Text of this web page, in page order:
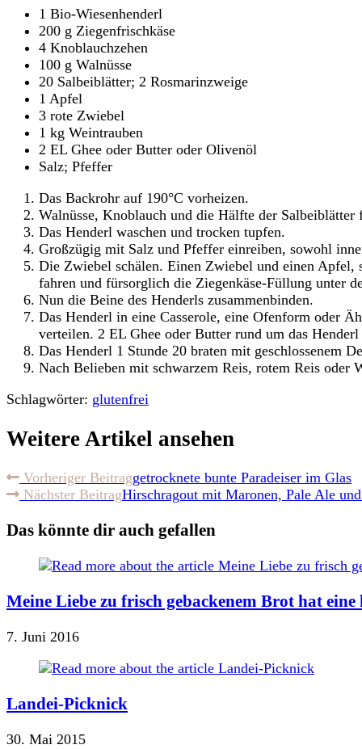
1 Bio-Wiesenhenderl
200 g Ziegenfrischkäse
4 Knoblauchzehen
100 g Walnüsse
20 Salbeiblätter; 2 Rosmarinzweige
1 Apfel
3 rote Zwiebel
1 kg Weintrauben
2 EL Ghee oder Butter oder Olivenöl
Salz; Pfeffer
Das Backrohr auf 190°C vorheizen.
Walnüsse, Knoblauch und die Hälfte der
Das Henderl waschen und trocken tupfen.
Großzügig mit Salz und Pfeffer einreiben, sowohl
Die Zwiebel schälen. Einen Zwiebel und einen Apfel,
fahren und fürsorglich die Ziegenkäse-Füllung unter
Nun die Beine des Henderls zusammenbinden.
Das Henderl in eine Casserole, eine Ofenform oder
verteilen. 2 EL Ghee oder Butter rund um das
Das Henderl 1 Stunde 20 braten mit geschlossenem
Nach Belieben mit schwarzem Reis, rotem Reis oder
Schlagwörter: glutenfrei
Weitere Artikel ansehen
Vorheriger Beitraggetrocknete bunte Paradeiser im Glas
Nächster BeitragHirschragout mit Maronen, Pale Ale
Das könnte dir auch gefallen
Meine Liebe zu frisch gebackenem Brot hat
7. Juni 2016
Landei-Picknick
30. Mai 2015